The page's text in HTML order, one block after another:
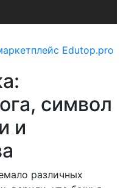
символ
и
различных